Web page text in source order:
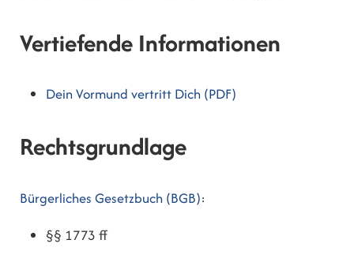
Vertiefende Informationen
Dein Vormund vertritt Dich (PDF)
Rechtsgrundlage
Bürgerliches Gesetzbuch (BGB):
§§ 1773 ff